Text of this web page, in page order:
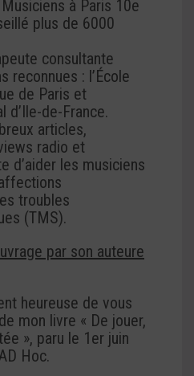
à Paris 10e
plus de 6000
consultante
reconnues : l’École
de Paris et
d’Ile-de-France.
articles,
radio et
d’aider les musiciens
troubles
(TMS).
par son auteure
heureuse de vous
mon livre « De jouer,
», paru le 1er juin
Hoc.